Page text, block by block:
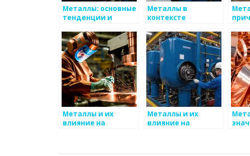
Металлы: основные
тенденции и
Металлы в
контексте
борьбы
Металлы и их
влияние на
Металлы и их
влияние на